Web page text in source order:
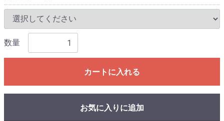
数量
カートに入れる
お気に入りに追加